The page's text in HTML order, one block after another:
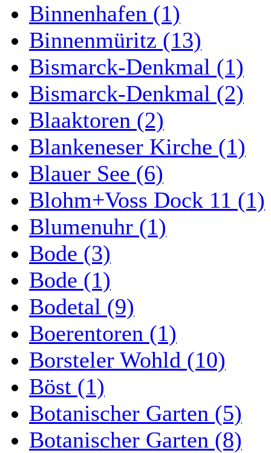
Binnenhafen (1)
Binnenmüritz (13)
Bismarck-Denkmal (1)
Bismarck-Denkmal (2)
Blaaktoren (2)
Blankeneser Kirche (1)
Blauer See (6)
Blohm+Voss Dock 11 (1)
Blumenuhr (1)
Bode (3)
Bode (1)
Bodetal (9)
Boerentoren (1)
Borsteler Wohld (10)
Böst (1)
Botanischer Garten (5)
Botanischer Garten (8)